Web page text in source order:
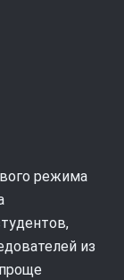
режима
из